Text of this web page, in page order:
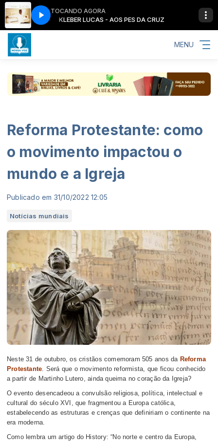
TOCANDO AGORA
KLEBER LUCAS - AOS PES DA CRUZ
MENU
Reforma Protestante: como
o movimento impactou o
mundo e a Igreja
Publicado em 31/10/2022 12:05
Notícias mundiais
Neste 31 de outubro, os cristãos comemoram 505 anos da Reforma
Protestante . Será que o movimento reformista, que ficou conhecido
a partir de Martinho Lutero, ainda queima no coração da Igreja?
O evento desencadeou a convulsão religiosa, política, intelectual e
cultural do século XVI, que fragmentou a Europa católica,
estabelecendo as estruturas e crenças que definiriam o continente na
era moderna.
Como lembra um artigo do History: “No norte e centro da Europa,